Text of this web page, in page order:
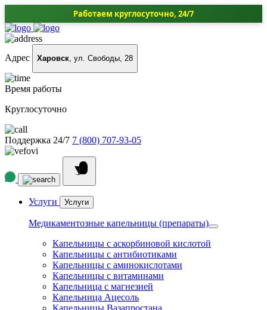
Работаем круглосуточно, 24/7
Адрес Харовск, ул. Свободы, 28
Время работы
Круглосуточно
Поддержка 24/7 7 (800) 707-93-05
Услуги Услуги
Медикаментозные капельницы (препараты)
Капельницы с аскорбиновой кислотой
Капельницы с антибиотиками
Капельницы с аминокислотами
Капельницы с витаминами
Капельница с магнезией
Капельница Ацесоль
Капельницы Вазапростана